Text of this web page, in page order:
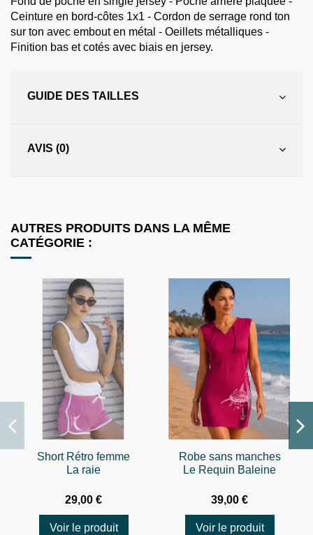
Ceinture en bord-côtes 1x1 - Cordon de serrage rond ton
sur ton avec embout en métal - Oeillets métalliques -
Finition bas et cotés avec biais en jersey.
GUIDE DES TAILLES
AVIS (0)
AUTRES PRODUITS DANS LA MÊME
CATÉGORIE :
Short Rétro femme
La raie
29,00 €
Voir le produit
Robe sans manches
Le Requin Baleine
39,00 €
Voir le produit